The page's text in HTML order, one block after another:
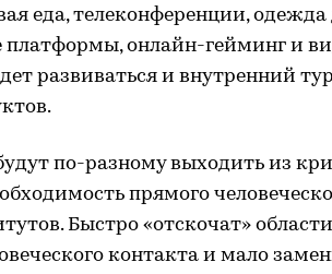
еда, телеконференции,
платформы, онлайн-гейминг и
развиваться и внутренний
по-разному выходить из
прямого
Быстро «отскочат»
контакта и мало